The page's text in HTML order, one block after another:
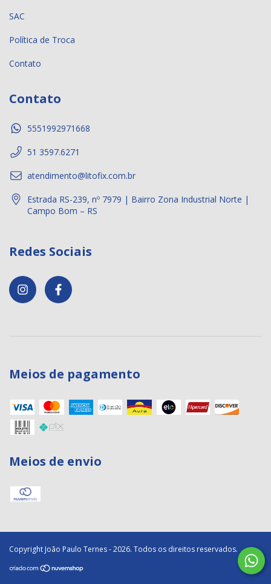
SAC
Política de Troca
Contato
Contato
5551992971668
51 3597.6271
atendimento@litofix.com.br
Estrada RS-239, nº 7979 | Bairro Zona Industrial Norte |
Campo Bom – RS
Redes Sociais
Meios de pagamento
Meios de envio
Copyright João Paulo Ternes - 2026. Todos os direitos reservados.